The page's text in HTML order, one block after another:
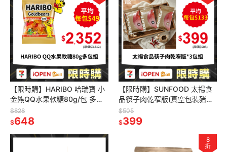
【限時購】HARIBO 哈瑞寶 小
金熊QQ水果軟糖80g/包 多包
組
$828
$648
【限時購】SUNFOOD 太禓食
品筷子肉乾窄版(真空包裝豬肉
乾)120g/包
$505
$399
8
折